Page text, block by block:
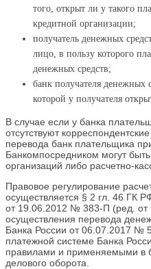
того, открыт ли у такого
кредитной организации;
получатель денежных
лицо, в пользу которого
денежных средств;
банк получателя денежных
которой у получателя
В случае если у банка
отсутствуют
перевода банк плательщика
Банкомпосредником могут
организаций либо расчетно-
Правовое регулирование
осуществляется § 2 гл. 46 ГК
от 19.06.2012 № 383-П (ред. от
осуществления перевода
Банка России от 06.07.2017 №
платежной системе Банка
правилами и применяемыми в
делового оборота.